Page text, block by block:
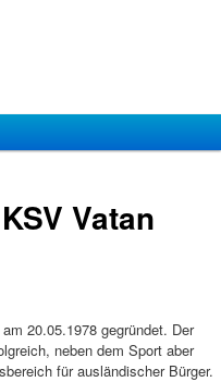
Vatan
20.05.1978 gegründet. Der
neben dem Sport aber
für ausländischer Bürger.